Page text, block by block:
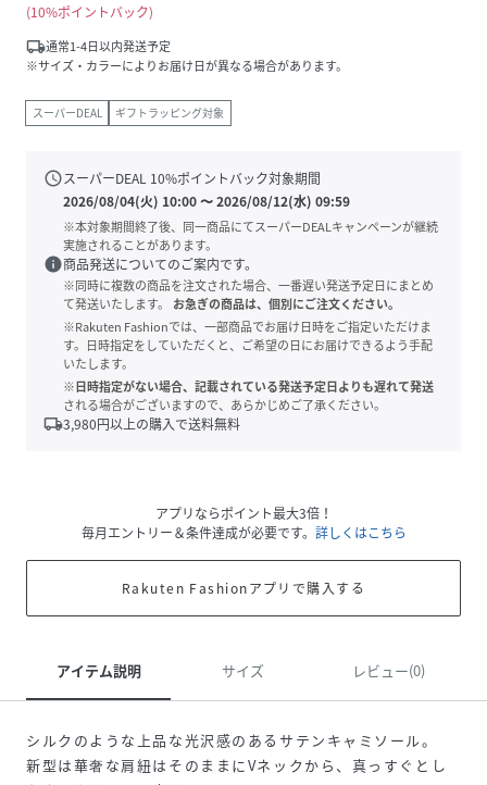
10%ポイントバック
local_shipping通常1-4日以内発送予定
※サイズ・カラーによりお届け日が異なる場合があります。
スーパーDEAL ギフトラッピング対象
scheduleスーパーDEAL 10%ポイントバック対象期間
2026/08/04(火) 10:00〜2026/08/12(水) 09:59
※本対象期間終了後、同一商品にてスーパーDEALキャンペーンが継続
実施されることがあります。
info商品発送についてのご案内です。
※同時に複数の商品を注文された場合、一番遅い発送予定日にまとめ
て発送いたします。
お急ぎの商品は、個別にご注文ください。
※Rakuten Fashionでは、一部商品でお届け日時をご指定いただけま
す。日時指定をしていただくと、ご希望の日にお届けできるよう手配
いたします。
※日時指定がない場合、記載されている発送予定日よりも遅れて発送
される場合がございますので、あらかじめご了承ください。
local_shipping3,980円以上の購入で送料無料
アプリならポイント最大3倍！
毎月エントリー＆条件達成が必要です。 詳しくはこちら
Rakuten Fashionアプリで購入する
アイテム説明 サイズ レビュー(0)
シルクのような上品な光沢感のあるサテンキャミソール。
新型は華奢な肩紐はそのままにVネックから、真っすぐとし